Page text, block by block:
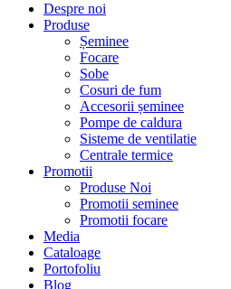
Despre noi
Produse
Șeminee
Focare
Sobe
Cosuri de fum
Accesorii șeminee
Pompe de caldura
Sisteme de ventilatie
Centrale termice
Promotii
Produse Noi
Promotii seminee
Promotii focare
Media
Cataloage
Portofoliu
Blog